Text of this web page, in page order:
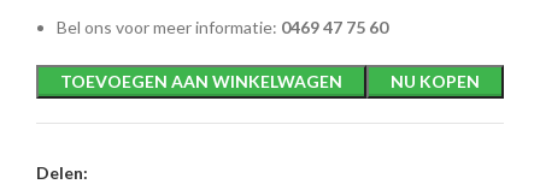
Bel ons voor meer informatie: 0469 47 75 60
TOEVOEGEN AAN WINKELWAGEN NU KOPEN
Delen: